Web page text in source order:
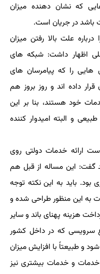
که نشان دهنده میزان
باشد در جریان است.
علت بالا رفتن میزان
اظهار داشت: شبکه های
هایی را که پیامرسان های
قرار داده اند و روز بروز هم
خود هستند، بنا بر این
و البته امیدوار کننده
ارائه خدمات دولتی روی
گفت: این مساله از قبل هم
باید به این نکته توجه
به این منظور طراحی شده و
هزینه پهنای باند و سایر
سرویسی که در داخل کشور
و طبیعتاً با افزایش میزان
و خدمات بیشتری نیز